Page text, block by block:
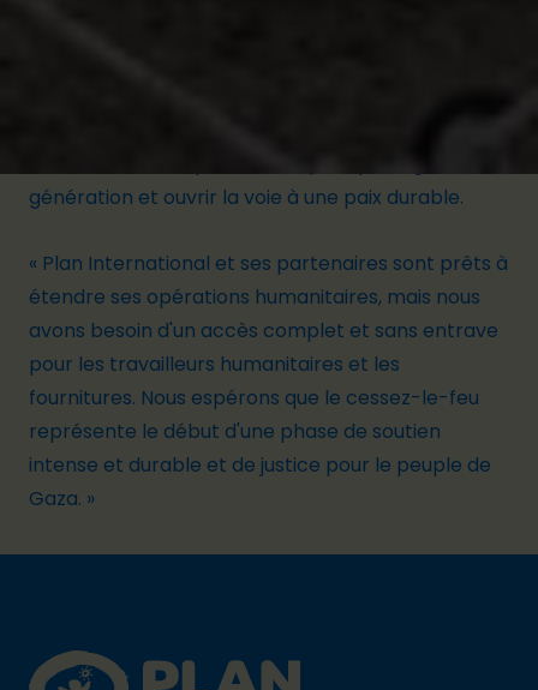
génération et ouvrir la voie à une paix durable.
« Plan International et ses partenaires sont prêts à
étendre ses opérations humanitaires, mais nous
avons besoin d'un accès complet et sans entrave
pour les travailleurs humanitaires et les
fournitures. Nous espérons que le cessez-le-feu
représente le début d'une phase de soutien
intense et durable et de justice pour le peuple de
Gaza. »
Plan International logo